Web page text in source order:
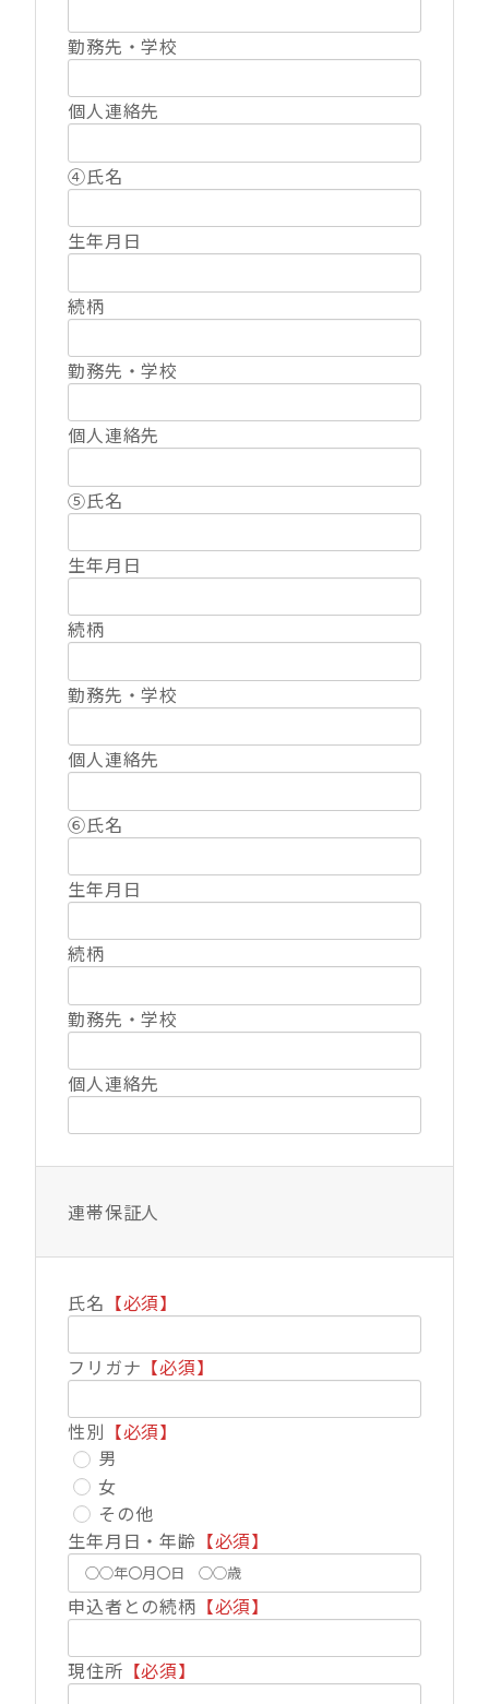
勤務先・学校
個人連絡先
④氏名
生年月日
続柄
勤務先・学校
個人連絡先
⑤氏名
生年月日
続柄
勤務先・学校
個人連絡先
⑥氏名
生年月日
続柄
勤務先・学校
個人連絡先
連帯保証人
氏名 【必須】
フリガナ 【必須】
性別
【必須】
男
女
その他
生年月日・年齢 【必須】
申込者との続柄 【必須】
現住所 【必須】